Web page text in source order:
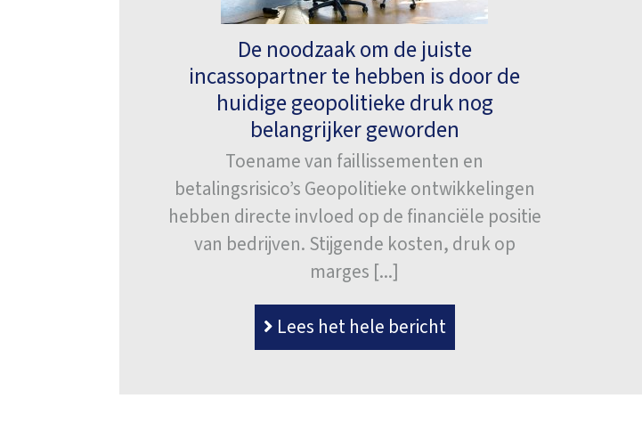
De noodzaak om de juiste
incassopartner te hebben is door de
huidige geopolitieke druk nog
belangrijker geworden
Toename van faillissementen en
betalingsrisico’s Geopolitieke ontwikkelingen
hebben directe invloed op de financiële positie
van bedrijven. Stijgende kosten, druk op
marges [...]
Lees het hele bericht